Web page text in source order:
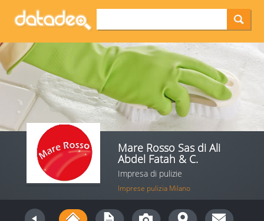
Mare Rosso Sas di Ali
Abdel Fatah & C.
Impresa di pulizie
Imprese pulizia Milano